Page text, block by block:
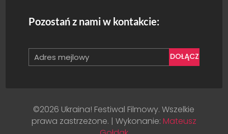
Pozostań z nami w kontakcie:
DOŁĄCZ
©2026 Ukraina! Festiwal Filmowy. Wszelkie
prawa zastrzeżone. | Wykonanie: Mateusz